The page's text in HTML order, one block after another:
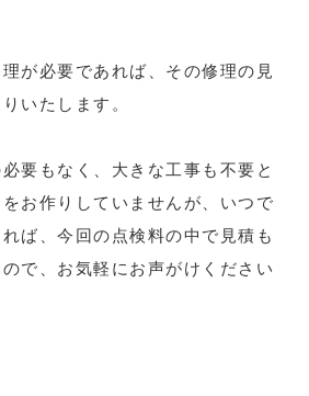
が必要であれば、その修理の見
いたします。
要もなく、大きな工事も不要と
お作りしていませんが、いつで
ば、今回の点検料の中で見積も
で、お気軽にお声がけください